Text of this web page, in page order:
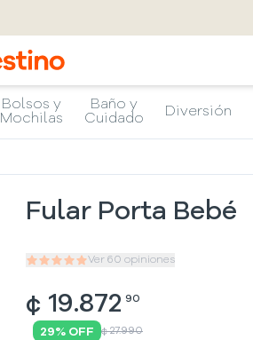
Bolsos y
Mochilas
Baño y
Cuidado
Diversión
Fular Porta Bebé
Ver 60 opiniones
¢ 19.872 90
29% OFF ¢ 27.990